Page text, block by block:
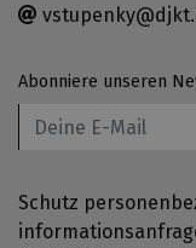
Abonniere unseren
Schutz